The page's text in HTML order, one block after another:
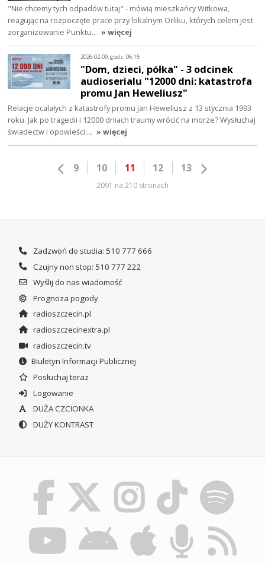
"Nie chcemy tych odpadów tutaj" - mówią mieszkańcy Witkowa,
reagując na rozpoczęte prace przy lokalnym Orliku, których celem jest
zorganizowanie Punktu… » więcej
2026-02-09, godz. 06:15
"Dom, dzieci, półka" - 3 odcinek
audioserialu "12000 dni: katastrofa
promu Jan Heweliusz"
Relacje ocalałych z katastrofy promu Jan Heweliusz z 13 stycznia 1993
roku. Jak po tragedii i 12000 dniach traumy wrócić na morze? Wysłuchaj
świadectw i opowieści:… » więcej
9 10 11 12 13
2091 na 210 stronach
Zadzwoń do studia: 510 777 666
Czujny non stop: 510 777 222
Wyślij do nas wiadomość
Prognoza pogody
radioszczecin.pl
radioszczecinextra.pl
radioszczecin.tv
Biuletyn Informacji Publicznej
Posłuchaj teraz
Logowanie
DUŻA CZCIONKA
DUŻY KONTRAST